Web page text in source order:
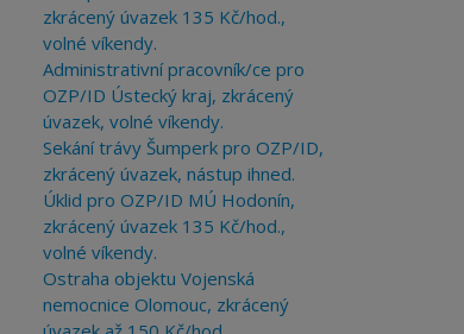
zkrácený úvazek 135 Kč/hod.,
volné víkendy.
Administrativní pracovník/ce pro
OZP/ID Ústecký kraj, zkrácený
úvazek, volné víkendy.
Sekání trávy Šumperk pro OZP/ID,
zkrácený úvazek, nástup ihned.
Úklid pro OZP/ID MÚ Hodonín,
zkrácený úvazek 135 Kč/hod.,
volné víkendy.
Ostraha objektu Vojenská
nemocnice Olomouc, zkrácený